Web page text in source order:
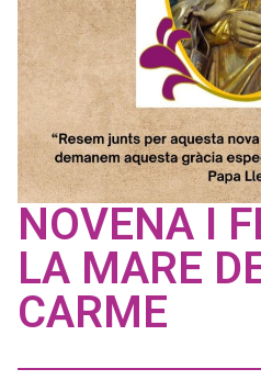
NOVENA I
LA MARE
CARME